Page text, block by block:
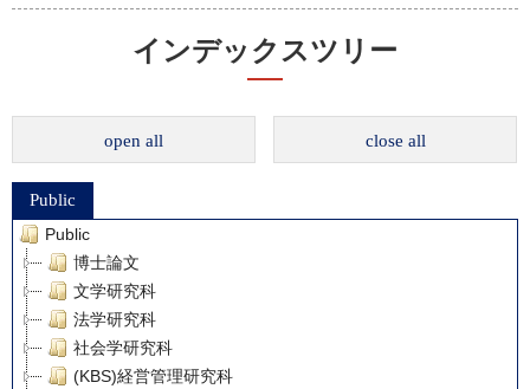
インデックスツリー
open all close all
Public
Public
博士論文
文学研究科
法学研究科
社会学研究科
(KBS)経営管理研究科